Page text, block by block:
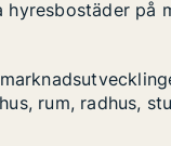
hyresbostäder
rum, radhus,